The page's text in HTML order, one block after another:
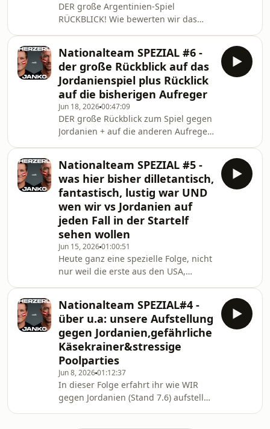
DER große Argentinien-Spiel
RÜCKBLICK! Wie bewerten wir das
dass wir in einem gekühlten Stadion
gespielt haben....Diese Folge wird
euch präsentiert
Nationalteam SPEZIAL #6 -
der große Rückblick auf das
Jordanienspiel plus Rücklick
auf die bisherigen Aufreger
Jun 18, 202600:47:09
DER große Rückblick zum Spiel gegen
Jordanien + auf die anderen Aufreger
Nationalteam SPEZIAL #5 -
was hier bisher dilletantisch,
fantastisch, lustig war UND
wen wir vs Jordanien auf
jeden Fall in der Startelf
sehen wollen
Jun 15, 202601:00:51
Heute ganz eine spezielle Folge, nicht
nur weil die erste aus den USA,
(Harald Prantl von Laola1)"-
COLLABORATION ist.Wir sprechen
über die bisherigen Aufreger,
Fauxpas und denkwürdige Momente.
Ausserdem im ÖFB Block (mit Harald
Prantl) dann unsere ersten Eindrücke
über die letzten Tage mit dem
ÖFB.Ganz zum Schluss gibts dann
noch ei
Nationalteam SPEZIAL#4 -
über u.a: unsere Aufstellung
gegen Jordanien,gefährliche
Käsekrainer&stressige
Poolparties
Jun 8, 202601:12:37
In dieser Folge erfahrt ihr wie WIR
gegen Jordanien (Stand 7.6) aufstellen